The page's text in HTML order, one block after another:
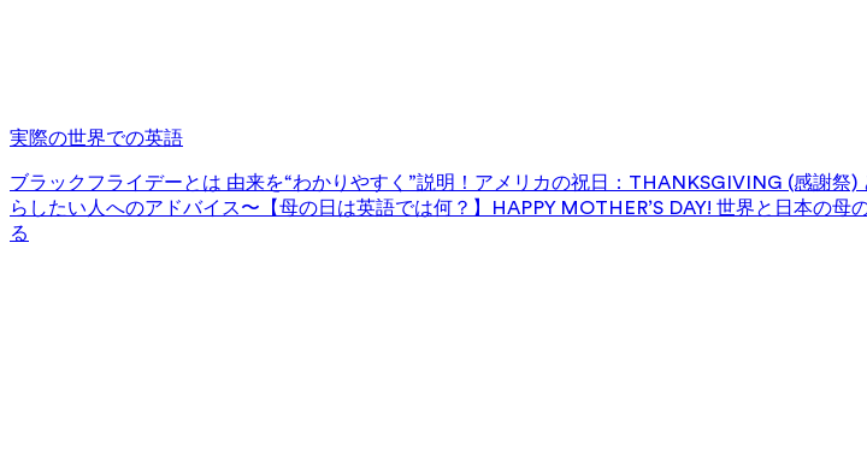
実際の世界での英語
ブラックフライデーとは 由来を“わかりやすく”説明！ アメリカの祝日：THANKSGIVING (感謝祭)
らしたい人へのアドバイス〜 【母の日は英語では何？】HAPPY MOTHER’S DAY! 世界と日本の母
る